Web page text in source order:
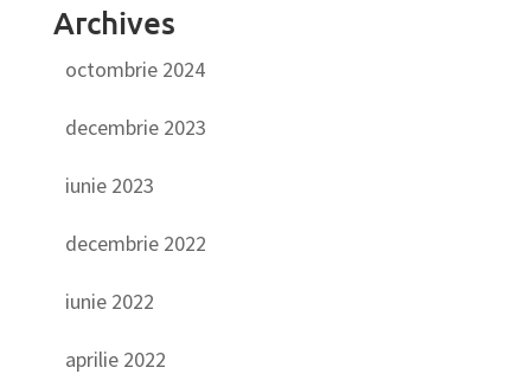
Archives
octombrie 2024
decembrie 2023
iunie 2023
decembrie 2022
iunie 2022
aprilie 2022